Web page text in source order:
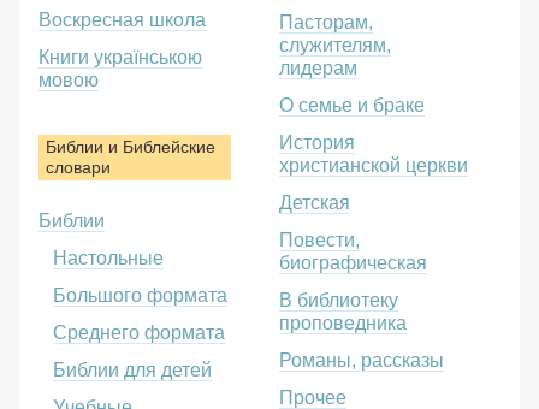
Воскресная школа
Книги українською
мовою
Библии и Библейские
словари
Библии
Настольные
Большого формата
Среднего формата
Библии для детей
Пасторам,
служителям,
лидерам
О семье и браке
История
христианской церкви
Детская
Повести,
биографическая
В библиотеку
проповедника
Романы, рассказы
Прочее